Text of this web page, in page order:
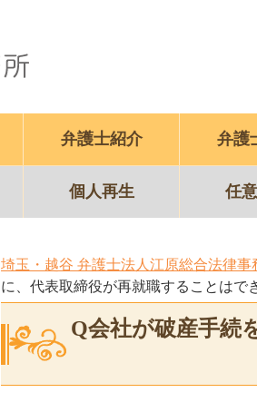
弁護士紹介 弁護
個人再生 任
埼玉・越谷 弁護士法人江原総合法律事
に、代表取締役が再就職することはで
Q会社が破産手続